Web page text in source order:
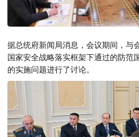
据总统府新闻局消息，会议期间，与
国家安全战略落实框架下通过的防范
的实施问题进行了讨论。